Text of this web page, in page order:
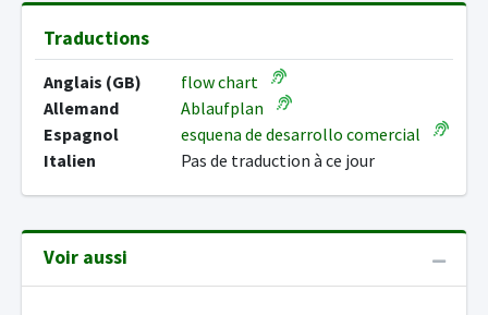
Traductions
Anglais (GB)
flow chart
Allemand
Ablaufplan
Espagnol
esquena de desarrollo comercial
Italien
Pas de traduction à ce jour
Voir aussi